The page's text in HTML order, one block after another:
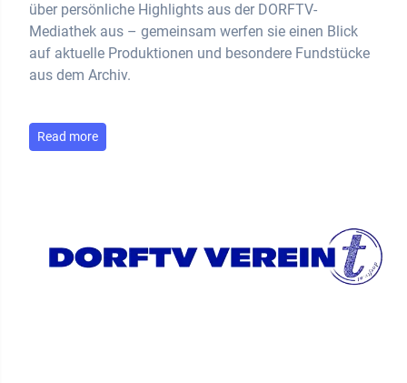
über persönliche Highlights aus der DORFTV-
Mediathek aus – gemeinsam werfen sie einen Blick
auf aktuelle Produktionen und besondere Fundstücke
aus dem Archiv.
Read more